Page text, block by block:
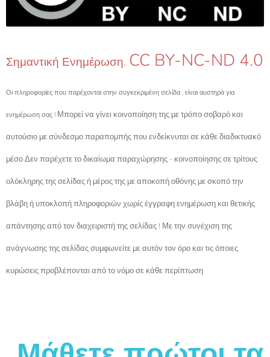
Σημαντική Ενημέρωση. CC BY-NC-ND 4.0
Οι πληροφορίες που παρέχονται στην συγκεκριμένη σελίδα , είναι αυστηρά για
ενημέρωση σας ! Μπορεί να γίνει κοινοποίηση της με τρόπο σοβαρό και
αυτούσιο με σύνδεσμο παραπομπής που ενδείκνυται σε κάθε διαδικτυακό
μέσο Δεν παρέχετε το δικαίωμα παραχώρησης - κοινοποίησης σε τρίτους
ολόκληρης της σελίδας ή μέρος της με αποκοπή οθόνης με σκοπό την
βλάβη ή υποκλοπή πληροφοριών χωρίς έγγραφη ενημέρωση και θετικής
απάντησης από τον διαχειριστή της σελίδας ! Με την συνέχιση της
ανάγνωσης της σελίδας συμφωνείτε με αυτόν τον όρο και τις όποιες
κυρώσεις προβλέπονται από το νόμο σε κάθε περίπτωση